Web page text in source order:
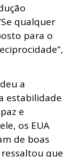
qualquer
para o
a
estabilidade
e
os EUA
de boas
que